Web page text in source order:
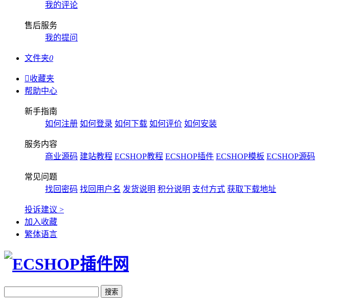
我的评论
售后服务
我的提问
文件夹0
收藏夹
帮助中心
新手指南
如何注册 如何登录 如何下载 如何评价 如何安装
服务内容
商业源码 建站教程 ECSHOP教程 ECSHOP插件 ECSHOP模板 ECSHOP源码
常见问题
找回密码 找回用户名 发货说明 积分说明 支付方式 获取下载地址
投诉建议 >
加入收藏
繁体语言